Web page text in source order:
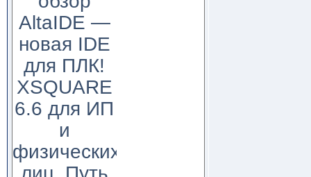
AltaIDE —
новая IDE
для ПЛК!
XSQUARE
6.6 для ИП
и
физических